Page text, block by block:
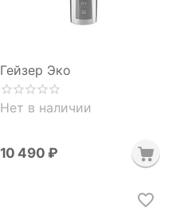
Гейзер Эко
Нет в наличии
10 490 ₽